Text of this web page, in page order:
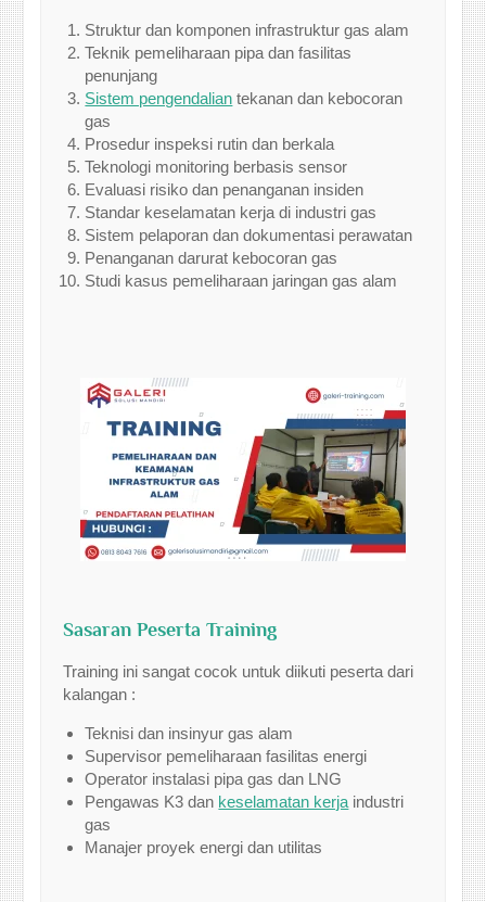
Struktur dan komponen infrastruktur gas alam
Teknik pemeliharaan pipa dan fasilitas
penunjang
Sistem pengendalian tekanan dan kebocoran
gas
Prosedur inspeksi rutin dan berkala
Teknologi monitoring berbasis sensor
Evaluasi risiko dan penanganan insiden
Standar keselamatan kerja di industri gas
Sistem pelaporan dan dokumentasi perawatan
Penanganan darurat kebocoran gas
Studi kasus pemeliharaan jaringan gas alam
Sasaran Peserta Training
Training ini sangat cocok untuk diikuti peserta dari
kalangan :
Teknisi dan insinyur gas alam
Supervisor pemeliharaan fasilitas energi
Operator instalasi pipa gas dan LNG
Pengawas K3 dan keselamatan kerja industri
gas
Manajer proyek energi dan utilitas